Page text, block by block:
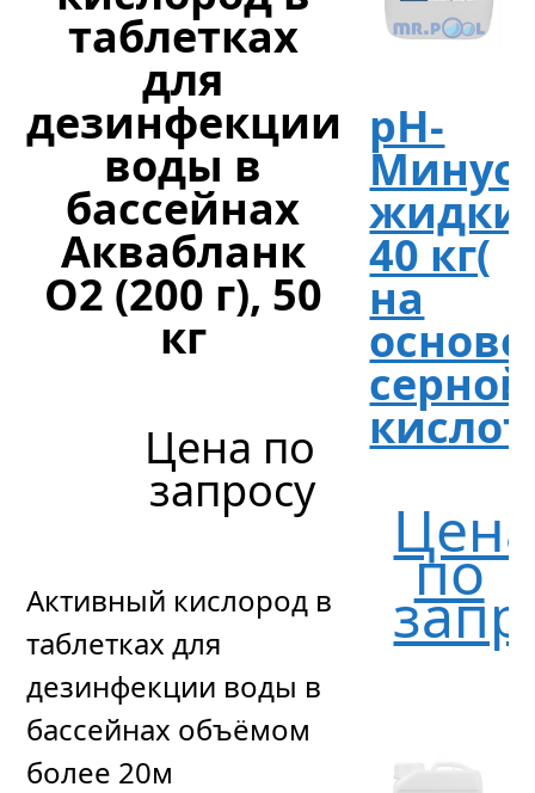
таблетках
для
дезинфекции
воды в
бассейнах
Аквабланк
О2 (200 г), 50
кг
Цена по
запросу
Активный кислород в
таблетках для
дезинфекции воды в
бассейнах объёмом
более 20м
рН-
Минус
40 кг(
на
основе
серной
по